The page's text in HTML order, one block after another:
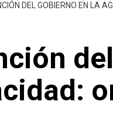
DEL GOBIERNO EN LA